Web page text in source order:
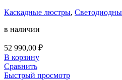
Каскадные люстры,
в наличии
52 990,00 ₽
В корзину
Сравнить
Быстрый просмотр